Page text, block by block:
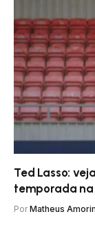
Ted Lasso:
temporada
Por Matheus